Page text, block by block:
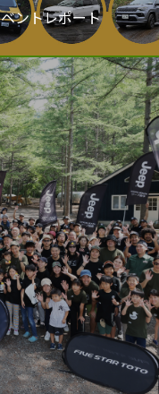
ントレポート